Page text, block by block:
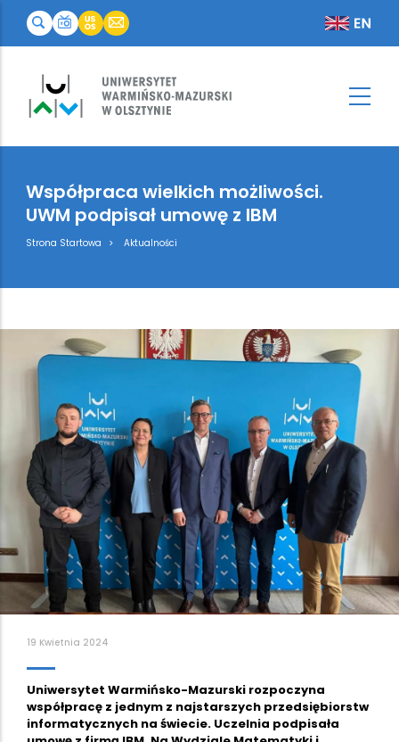
Współpraca wielkich możliwości.
UWM podpisał umowę z IBM
Breadcrumb
Strona Startowa Aktualności
19 Kwietnia 2024
Uniwersytet Warmińsko-Mazurski rozpoczyna
współpracę z jednym z najstarszych przedsiębiorstw
informatycznych na świecie. Uczelnia podpisała